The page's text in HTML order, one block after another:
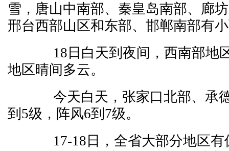
雪，唐山中南部、秦皇岛南部、廊
邢台西部山区和东部、邯郸南部有
18日白天到夜间，西南部地
地区晴间多云。
今天白天，张家口北部、承
到5级，阵风6到7级。
17-18日，全省大部分地区有